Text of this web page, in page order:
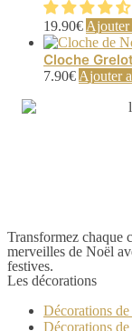
19.90€ Ajouter
Cloche
7.90€ Ajouter
Transformez chaque
merveilles de Noël
festives.
Les décorations
Décorations
Décorations